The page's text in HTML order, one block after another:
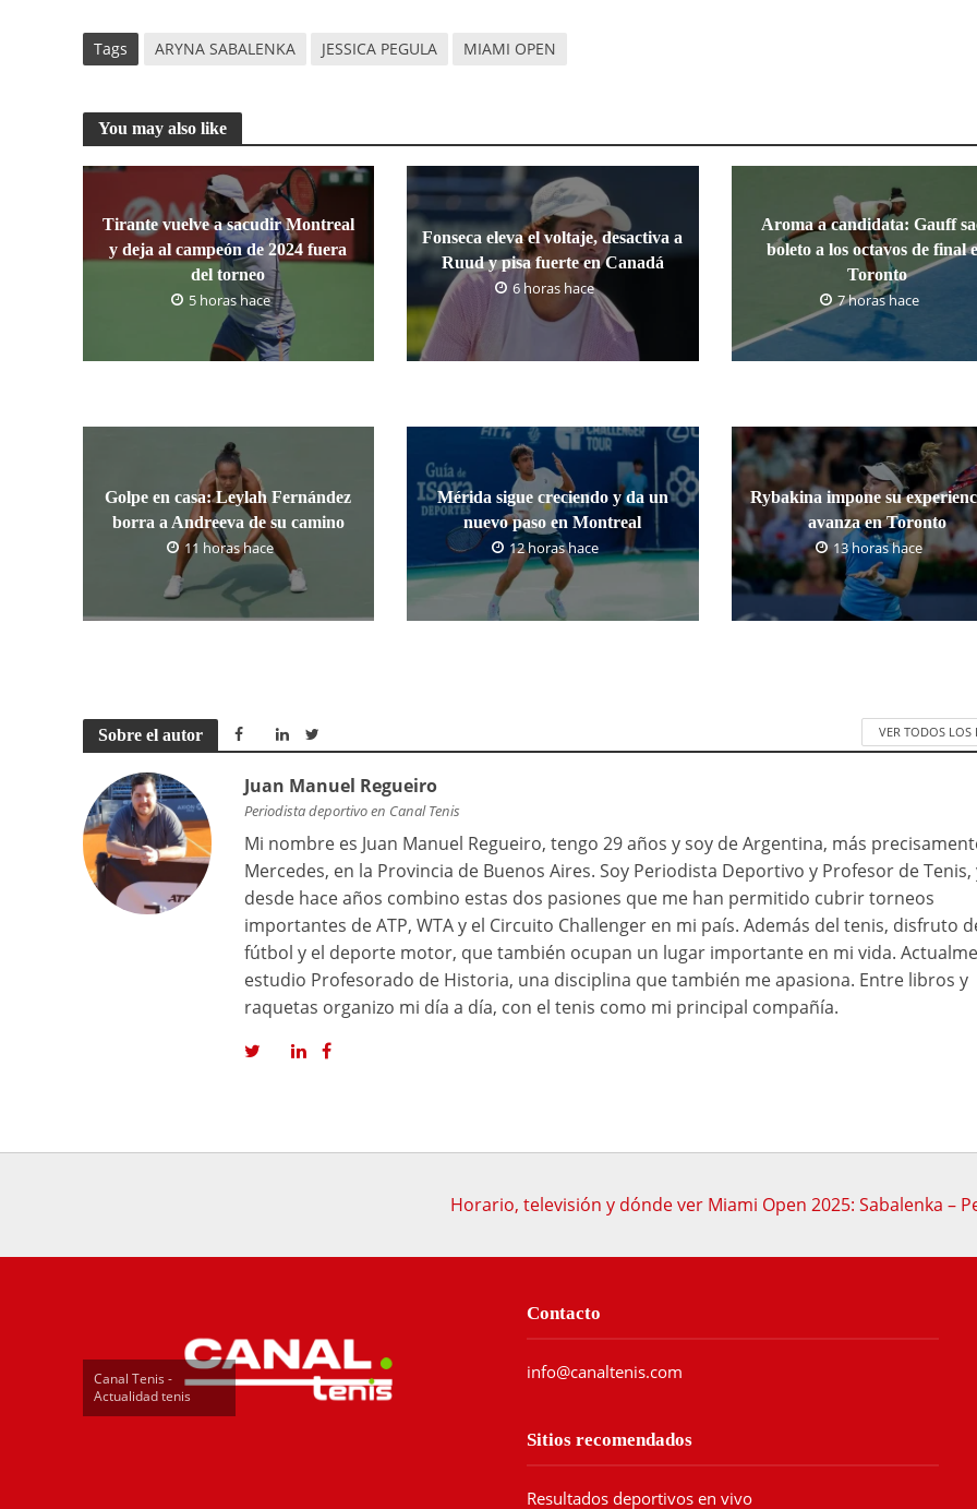
Tags ARYNA SABALENKA JESSICA PEGULA MIAMI OPEN
You may also like
Tirante vuelve a sacudir Montreal
y deja al campeón de 2024 fuera
del torneo
5 horas hace
Fonseca eleva el voltaje, desactiva a
Ruud y pisa fuerte en Canadá
6 horas hace
Aroma a candidata: Gauff
boleto a los octavos de final
Toronto
7 horas hace
Golpe en casa: Leylah Fernández
borra a Andreeva de su camino
11 horas hace
Mérida sigue creciendo y da un
nuevo paso en Montreal
12 horas hace
Rybakina impone su
avanza en Toronto
13 horas hace
Sobre el autor VER TODOS LOS
Juan Manuel Regueiro
Periodista deportivo en Canal Tenis
Mi nombre es Juan Manuel Regueiro, tengo 29 años y soy de Argentina, más
Mercedes, en la Provincia de Buenos Aires. Soy Periodista Deportivo y Profesor de Tenis,
desde hace años combino estas dos pasiones que me han permitido cubrir torneos
importantes de ATP, WTA y el Circuito Challenger en mi país. Además del tenis, disfruto
fútbol y el deporte motor, que también ocupan un lugar importante en mi vida.
estudio Profesorado de Historia, una disciplina que también me apasiona. Entre libros y
raquetas organizo mi día a día, con el tenis como mi principal compañía.
Horario, televisión y dónde ver Miami Open 2025: Sabalenka –
Canal Tenis -
Actualidad tenis
Contacto
info@canaltenis.com
Sitios recomendados
Resultados deportivos en vivo